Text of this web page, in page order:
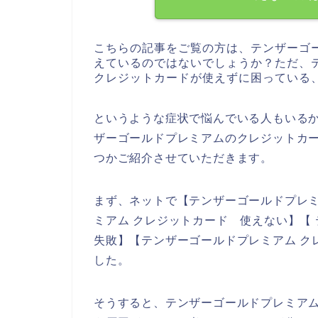
こちらの記事をご覧の方は、テンザー
えているのではないでしょうか？ただ
クレジットカードが使えずに困っている
というような症状で悩んでいる人もいる
ザーゴールドプレミアムのクレジットカ
つかご紹介させていただきます。
まず、ネットで【テンザーゴールドプレ
ミアム クレジットカード 使えない】
失敗】【テンザーゴールドプレミアム
した。
そうすると、テンザーゴールドプレミア